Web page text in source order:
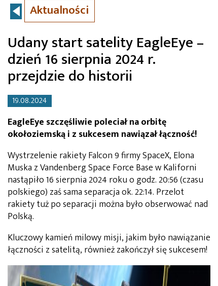
Aktualności
Udany start satelity EagleEye –
dzień 16 sierpnia 2024 r.
przejdzie do historii
19.08.2024
EagleEye szczęśliwie poleciał na orbitę
okołoziemską i z sukcesem nawiązał łączność!
Wystrzelenie rakiety Falcon 9 firmy SpaceX, Elona
Muska z Vandenberg Space Force Base w Kaliforni
nastąpiło 16 sierpnia 2024 roku o godz. 20:56 (czasu
polskiego) zaś sama separacja ok. 22:14. Przelot
rakiety tuż po separacji można było obserwować nad
Polską.
Kluczowy kamień milowy misji, jakim było nawiązanie
łączności z satelitą, również zakończył się sukcesem!